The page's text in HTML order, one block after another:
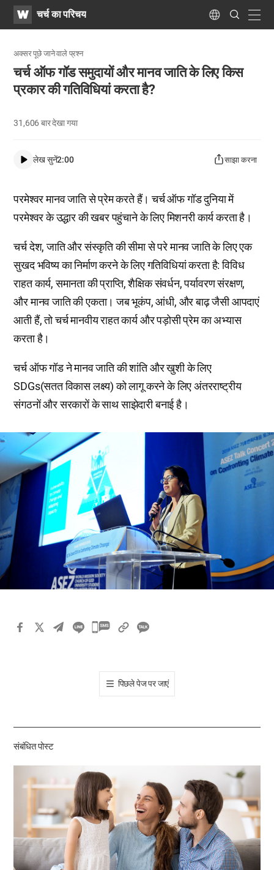
WATVचर्च का परिचय Language
Search
Submit
अक्सर पूछे जाने वाले प्रश्न
चर्च ऑफ गॉड समुदायों और मानव जाति के लिए किस
प्रकार की गतिविधियां करता है?
31,606बार देखा गया
लेख सुनें2:00 साझा करना
परमेश्वर मानव जाति से प्रेम करते हैं। चर्च ऑफ गॉड दुनिया में
परमेश्‍वर के उद्धार की खबर पहुंचाने के लिए मिशनरी कार्य करता है।
चर्च देश, जाति और संस्कृति की सीमा से परे मानव जाति के लिए एक
सुखद भविष्य का निर्माण करने के लिए गतिविधियां करता है: विविध
राहत कार्य, समानता की प्राप्ति, शैक्षिक संवर्धन, पर्यावरण संरक्षण,
और मानव जाति की एकता। जब भूकंप, आंधी, और बाढ़ जैसी आपदाएं
आती हैं, तो चर्च मानवीय राहत कार्य और पड़ोसी प्रेम का अभ्यास
करता है।
चर्च ऑफ गॉड ने मानव जाति की शांति और खुशी के लिए
SDGs(सतत विकास लक्ष्य) को लागू करने के लिए अंतरराष्ट्रीय
संगठनों और सरकारों के साथ साझेदारी बनाई है।
카
톡
공
기
पिछले पेज पर जाएं
संबंधित पोस्ट